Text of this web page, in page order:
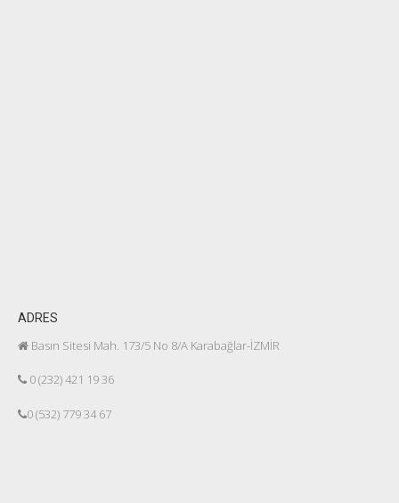
ADRES
Basın Sitesi Mah. 173/5 No 8/A Karabağlar-İZMİR
0 (232) 421 19 36
0 (532) 779 34 67